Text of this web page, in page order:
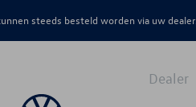
steeds besteld worden via uw dealer.
Dealer